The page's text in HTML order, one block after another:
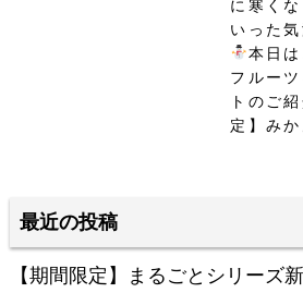
に寒く
いった
本日
フルー
トのご
定】み
最近の投稿
【期間限定】まるごとシリーズ